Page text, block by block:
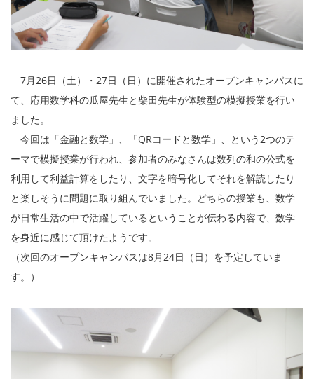
7月26日（土）・27日（日）に開催されたオープンキャンパスに
て、応用数学科の瓜屋先生と柴田先生が体験型の模擬授業を行い
ました。
今回は「金融と数学」、「QRコードと数学」、という2つのテ
ーマで模擬授業が行われ、参加者のみなさんは数列の和の公式を
利用して利益計算をしたり、文字を暗号化してそれを解読したり
と楽しそうに問題に取り組んでいました。どちらの授業も、数学
が日常生活の中で活躍しているということが伝わる内容で、数学
を身近に感じて頂けたようです。
（次回のオープンキャンパスは8月24日（日）を予定していま
す。）